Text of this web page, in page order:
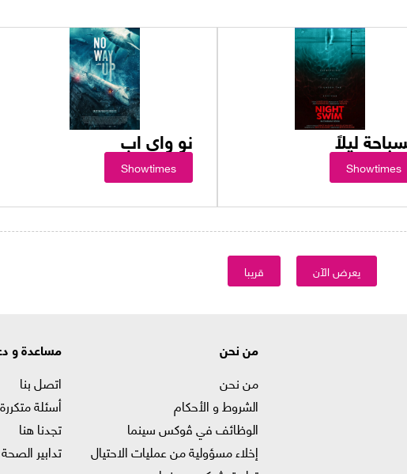
ليلاً
Showtimes
نو واي اب
Showtimes
يعرض الآن قريبا
من نحن
من نحن
الشروط و الأحكام
الوظائف في ﭬوكس سينما
إخلاء مسؤولية من عمليات الاحتيال
مساعدة و
اتصل بنا
أسئلة متكررة
تجدنا هنا
تدابير